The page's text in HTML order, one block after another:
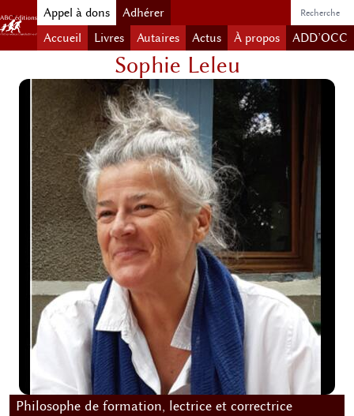
Appel à dons
Adhérer
Accueil
Livres Autaires Actus À propos ADD’OCC
Sophie Leleu
Philosophe de formation, lectrice et correctrice